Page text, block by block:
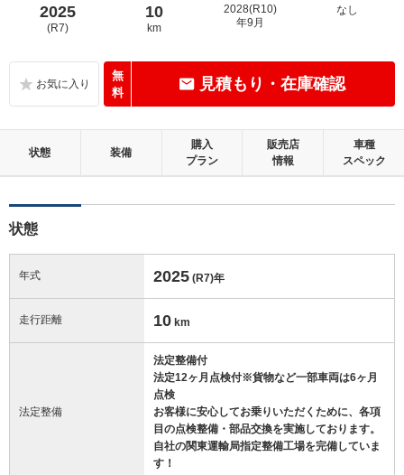
2025
(R7)
10
km
2028(R10)
年9月
なし
無
料
見積もり・在庫確認
状態 装備
購入
プラン
販売店
情報
車種
スペック
状態
年式 2025 (R7)年
走行距離 10 km
法定整備
法定整備付
法定12ヶ月点検付※貨物など一部車両は6ヶ月
点検
お客様に安心してお乗りいただくために、各項
目の点検整備・部品交換を実施しております。
自社の関東運輸局指定整備工場を完備していま
す！